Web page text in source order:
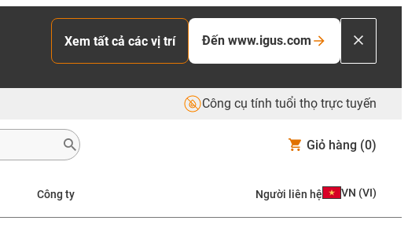
Xem tất cả các vị trí Đến www.igus.com
Công cụ tính tuổi thọ trực tuyến
Giỏ hàng (0)
Công ty Người liên hệ VN (VI)